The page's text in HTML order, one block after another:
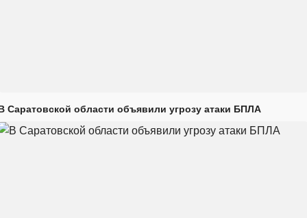
Саратовской области объявили угрозу атаки БПЛА